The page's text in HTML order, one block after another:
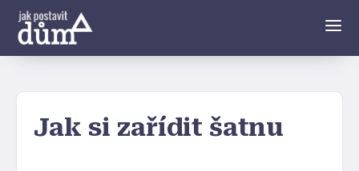
Jak si zařídit šatnu